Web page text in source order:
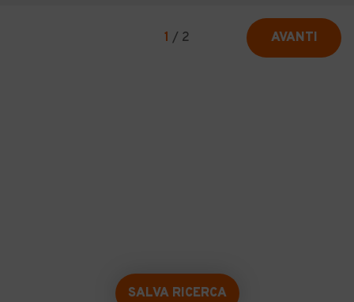
1 / 2 AVANTI
SALVA RICERCA